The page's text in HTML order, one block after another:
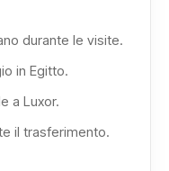
durante le visite.
in Egitto.
a Luxor.
il trasferimento.